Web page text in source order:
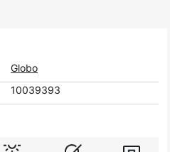
Globo
10039393